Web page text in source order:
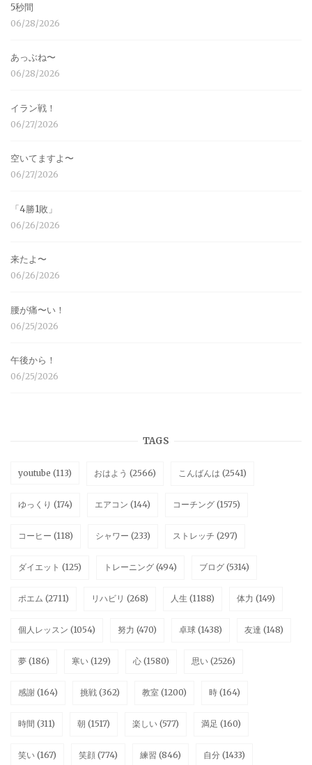
5秒間
06/28/2026
あっぶね〜
06/28/2026
イラン戦！
06/27/2026
空いてますよ〜
06/27/2026
「4勝1敗」
06/26/2026
来たよ〜
06/26/2026
腰が痛〜い！
06/25/2026
午後から！
06/25/2026
TAGS
youtube (113) おはよう (2566) こんばんは (2541)
ゆっくり (174) エアコン (144) コーチング (1575)
コーヒー (118) シャワー (233) ストレッチ (297)
ダイエット (125) トレーニング (494) ブログ (5314)
ポエム (2711) リハビリ (268) 人生 (1188) 体力 (149)
個人レッスン (1054) 努力 (470) 卓球 (1438) 友達 (148)
夢 (186) 寒い (129) 心 (1580) 思い (2526)
感謝 (164) 挑戦 (362) 教室 (1200) 時 (164)
時間 (311) 朝 (1517) 楽しい (577) 満足 (160)
笑い (167) 笑顔 (774) 練習 (846) 自分 (1433)